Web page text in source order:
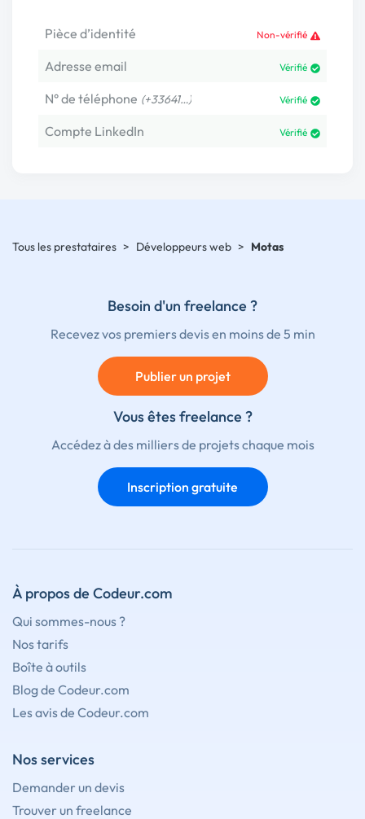
Pièce d’identité Non-vérifié
Adresse email Vérifié
N° de téléphone (+33641…) Vérifié
Compte LinkedIn Vérifié
Tous les prestataires > Développeurs web > Motas
Besoin d'un freelance ?
Recevez vos premiers devis en moins de 5 min
Publier un projet
Vous êtes freelance ?
Accédez à des milliers de projets chaque mois
Inscription gratuite
À propos de Codeur.com
Qui sommes-nous ?
Nos tarifs
Boîte à outils
Blog de Codeur.com
Les avis de Codeur.com
Nos services
Demander un devis
Trouver un freelance